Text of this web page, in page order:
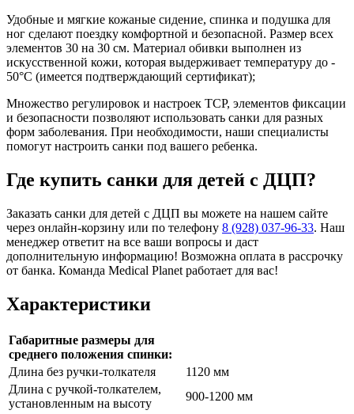
Удобные и мягкие кожаные сидение, спинка и подушка для
ног сделают поездку комфортной и безопасной. Размер всех
элементов 30 на 30 см. Материал обивки выполнен из
искусственной кожи, которая выдерживает температуру до -
50°C (имеется подтверждающий сертификат);
Множество регулировок и настроек ТСР, элементов фиксации
и безопасности позволяют использовать санки для разных
форм заболевания. При необходимости, наши специалисты
помогут настроить санки под вашего ребенка.
Где купить санки для детей с ДЦП?
Заказать санки для детей с ДЦП вы можете на нашем сайте
через онлайн-корзину или по телефону 8 (928) 037-96-33. Наш
менеджер ответит на все ваши вопросы и даст
дополнительную информацию! Возможна оплата в рассрочку
от банка. Команда Medical Planet работает для вас!
Характеристики
Габаритные размеры для
среднего положения спинки:
Длина без ручки-толкателя
1120 мм
Длина с ручкой-толкателем,
установленным на высоту
900-1200 мм